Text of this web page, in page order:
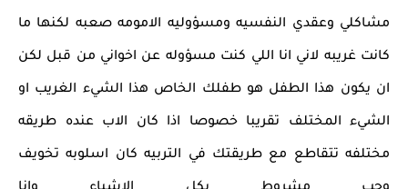
مشاكلي وعقدي النفسيه ومسؤوليه الامومه صعبه لكنها ما
كانت غريبه لاني انا اللي كنت مسؤوله عن اخواني من قبل لكن
ان يكون هذا الطفل هو طفلك الخاص هذا الشيء الغريب او
الشيء المختلف تقريبا خصوصا اذا كان الاب عنده طريقه
مختلفه تتقاطع مع طريقتك في التربيه كان اسلوبه تخويف